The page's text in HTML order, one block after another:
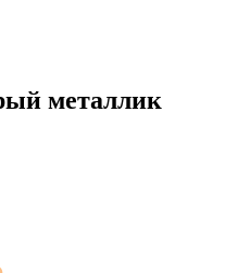
металлик